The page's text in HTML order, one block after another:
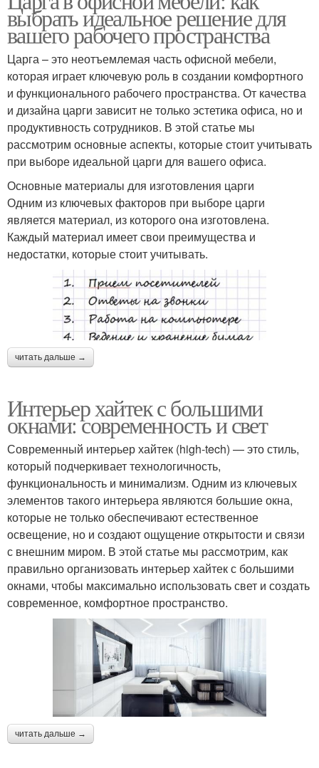
выбрать идеальное решение для
вашего рабочего пространства
Царга – это неотъемлемая часть офисной мебели,
которая играет ключевую роль в создании комфортного
и функционального рабочего пространства. От качества
и дизайна царги зависит не только эстетика офиса, но и
продуктивность сотрудников. В этой статье мы
рассмотрим основные аспекты, которые стоит учитывать
при выборе идеальной царги для вашего офиса.
Основные материалы для изготовления царги
Одним из ключевых факторов при выборе царги
является материал, из которого она изготовлена.
Каждый материал имеет свои преимущества и
недостатки, которые стоит учитывать.
читать дальше →
Интерьер хайтек с большими
окнами: современность и свет
Современный интерьер хайтек (high-tech) — это стиль,
который подчеркивает технологичность,
функциональность и минимализм. Одним из ключевых
элементов такого интерьера являются большие окна,
которые не только обеспечивают естественное
освещение, но и создают ощущение открытости и связи
с внешним миром. В этой статье мы рассмотрим, как
правильно организовать интерьер хайтек с большими
окнами, чтобы максимально использовать свет и создать
современное, комфортное пространство.
читать дальше →